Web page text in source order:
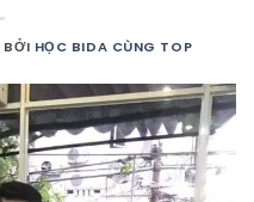
BỞI HỌC BIDA CÙNG TOP